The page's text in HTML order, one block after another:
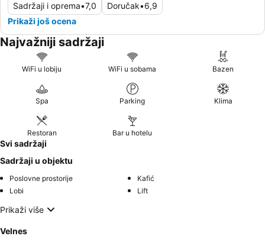
Sadržaji i oprema•7,0 Doručak•6,9
Prikaži još ocena
Najvažniji sadržaji
WiFi u lobiju WiFi u sobama Bazen
Spa Parking Klima
Restoran Bar u hotelu
Svi sadržaji
Sadržaji u objektu
Poslovne prostorije
Kafić
Lobi
Lift
Prikaži više
Velnes